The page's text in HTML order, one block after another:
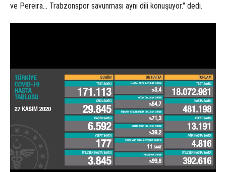
ve Pereira... Trabzonspor savunması aynı dili konuşuyor." dedi.